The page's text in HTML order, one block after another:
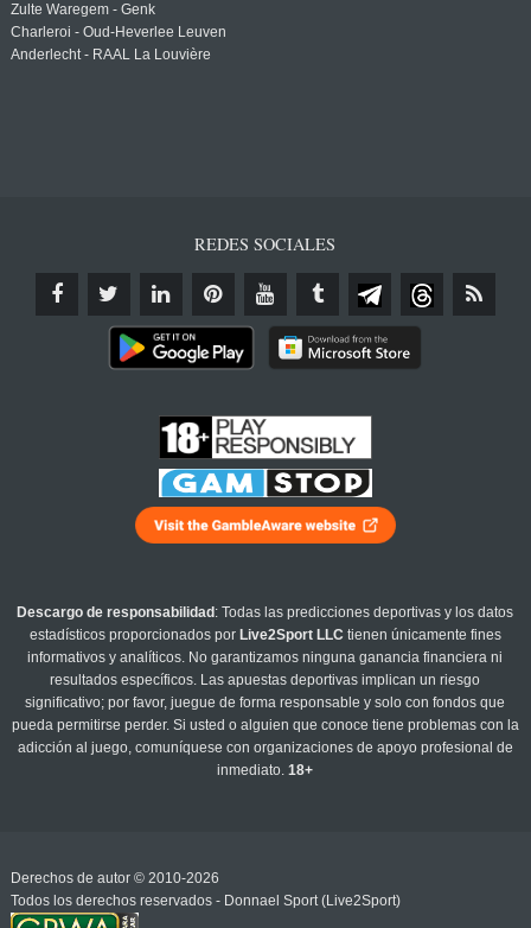
Zulte Waregem - Genk
Charleroi - Oud-Heverlee Leuven
Anderlecht - RAAL La Louvière
REDES SOCIALES
Descargo de responsabilidad : Todas las predicciones deportivas y los datos
estadísticos proporcionados por Live2Sport LLC tienen únicamente fines
informativos y analíticos. No garantizamos ninguna ganancia financiera ni
resultados específicos. Las apuestas deportivas implican un riesgo
significativo; por favor, juegue de forma responsable y solo con fondos que
pueda permitirse perder. Si usted o alguien que conoce tiene problemas con la
adicción al juego, comuníquese con organizaciones de apoyo profesional de
inmediato.18+
Derechos de autor © 2010-2026
Todos los derechos reservados - Donnael Sport (Live2Sport)